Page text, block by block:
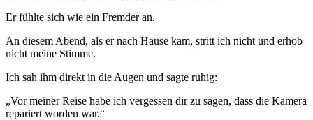
Er fühlte sich wie ein Fremder an.
An diesem Abend, als er nach Hause kam, stritt ich nicht und erhob
nicht meine Stimme.
Ich sah ihm direkt in die Augen und sagte ruhig:
„Vor meiner Reise habe ich vergessen dir zu sagen, dass die Kamera
repariert worden war.“